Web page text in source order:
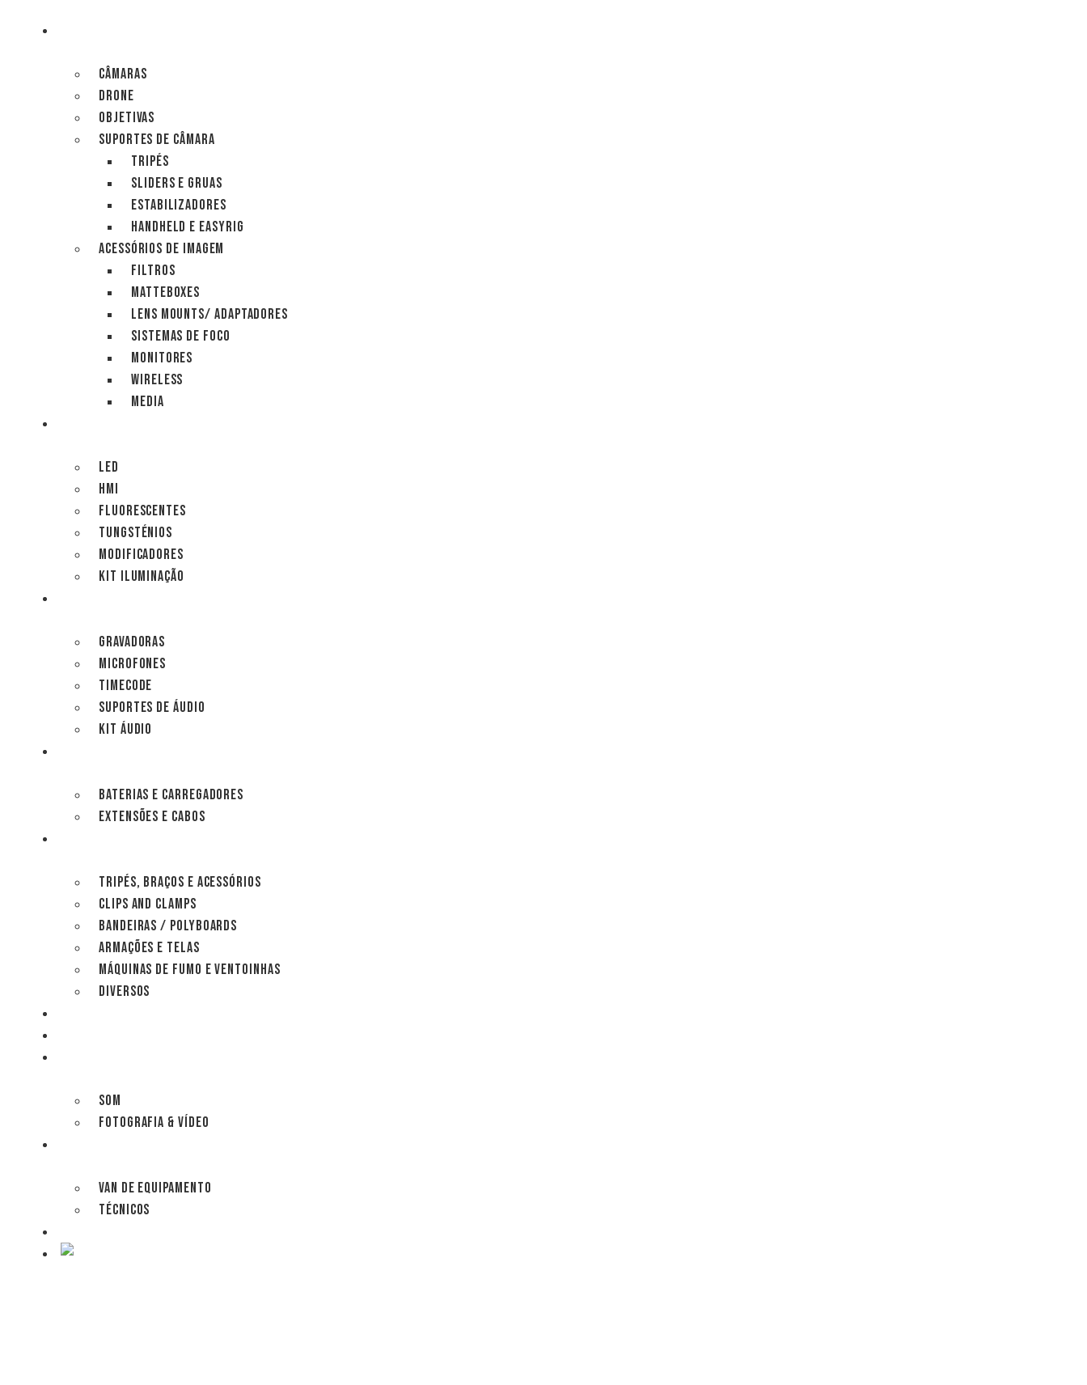
CÂMARAS
DRONE
OBJETIVAS
SUPORTES DE CÂMARA
TRIPÉS
SLIDERS E GRUAS
ESTABILIZADORES
HANDHELD E EASYRIG
ACESSÓRIOS DE IMAGEM
FILTROS
MATTEBOXES
LENS MOUNTS/ ADAPTADORES
SISTEMAS DE FOCO
MONITORES
WIRELESS
MEDIA
LED
HMI
FLUORESCENTES
TUNGSTÉNIOS
MODIFICADORES
KIT ILUMINAÇÃO
GRAVADORAS
MICROFONES
TIMECODE
SUPORTES DE ÁUDIO
KIT ÁUDIO
BATERIAS E CARREGADORES
EXTENSÕES E CABOS
TRIPÉS, BRAÇOS E ACESSÓRIOS
CLIPS AND CLAMPS
BANDEIRAS / POLYBOARDS
ARMAÇÕES E TELAS
MÁQUINAS DE FUMO E VENTOINHAS
DIVERSOS
SOM
FOTOGRAFIA & VÍDEO
VAN DE EQUIPAMENTO
TÉCNICOS